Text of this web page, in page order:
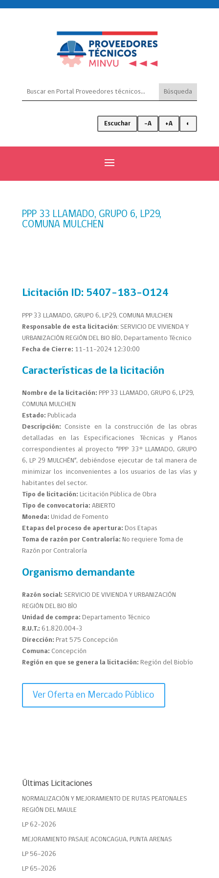
Escuchar -A +A ◐
PPP 33 LLAMADO, GRUPO 6, LP29,
COMUNA MULCHEN
Licitación ID: 5407-183-O124
PPP 33 LLAMADO, GRUPO 6, LP29, COMUNA MULCHEN
Responsable de esta licitación: SERVICIO DE VIVIENDA Y
URBANIZACIÓN REGIÓN DEL BIO BÍO, Departamento Técnico
Fecha de Cierre: 11-11-2024 12:30:00
Características de la licitación
Nombre de la licitación: PPP 33 LLAMADO, GRUPO 6, LP29,
COMUNA MULCHEN
Estado: Publicada
Descripción: Consiste en la construcción de las obras
detalladas en las Especificaciones Técnicas y Planos
correspondientes al proyecto “PPP 33° LLAMADO, GRUPO
6, LP 29 MULCHÉN”, debiéndose ejecutar de tal manera de
minimizar los inconvenientes a los usuarios de las vías y
habitantes del sector.
Tipo de licitación: Licitación Pública de Obra
Tipo de convocatoria: ABIERTO
Moneda: Unidad de Fomento
Etapas del proceso de apertura: Dos Etapas
Toma de razón por Contraloría: No requiere Toma de
Razón por Contraloría
Organismo demandante
Razón social: SERVICIO DE VIVIENDA Y URBANIZACIÓN
REGIÓN DEL BIO BÍO
Unidad de compra: Departamento Técnico
R.U.T.: 61.820.004-3
Dirección: Prat 575 Concepción
Comuna: Concepción
Región en que se genera la licitación: Región del Biobío
Ver Oferta en Mercado Público
Últimas Licitaciones
NORMALIZACIÓN Y MEJORAMIENTO DE RUTAS PEATONALES
REGIÓN DEL MAULE
LP 62-2026
MEJORAMIENTO PASAJE ACONCAGUA, PUNTA ARENAS
LP 56-2026
LP 65-2026